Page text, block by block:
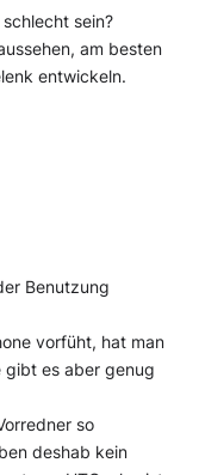
sein?
am besten
entwickeln.
Benutzung
vorfüht, hat man
gibt es aber genug
so
deshab kein